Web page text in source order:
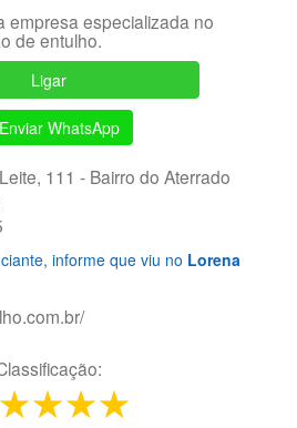
empresa especializada no
de entulho.
Ligar
Enviar WhatsApp
111 - Bairro do Aterrado
informe que viu no Lorena
4 stars
3 stars
2 stars
1 star